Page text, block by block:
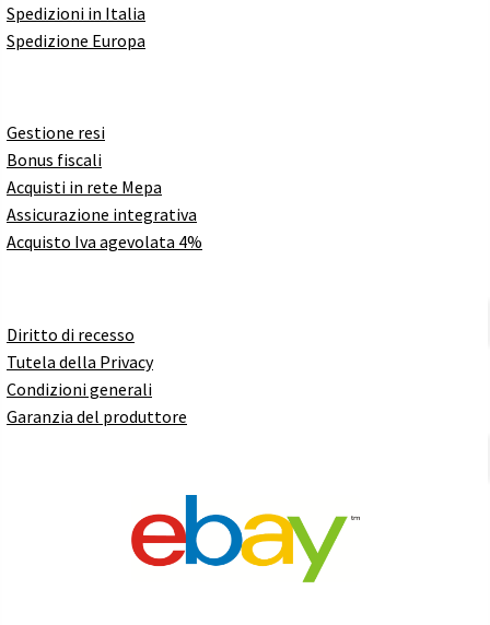
Spedizioni in Italia
Spedizione Europa
Gestione resi
Bonus fiscali
Acquisti in rete Mepa
Assicurazione integrativa
Acquisto Iva agevolata 4%
Diritto di recesso
Tutela della Privacy
Condizioni generali
Garanzia del produttore